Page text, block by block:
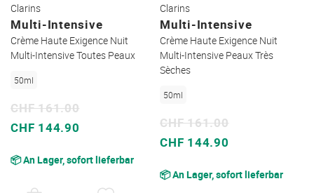
Clarins
Multi-Intensive
Crème Haute Exigence Nuit
Multi-Intensive Toutes Peaux
50ml
Sonderpreis
CHF 144.90
CHF 161.00
📦 An Lager, sofort lieferbar
Clarins
Multi-Intensive
Crème Haute Exigence Nuit
Multi-Intensive Peaux Très
Sèches
50ml
Sonderpreis
CHF 144.90
CHF 161.00
📦 An Lager, sofort lieferbar